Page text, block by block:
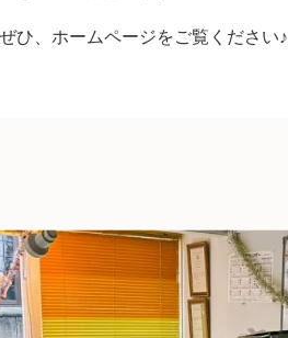
ひ、ホームページをご覧ください♪